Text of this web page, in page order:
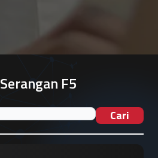
Serangan F5
Cari